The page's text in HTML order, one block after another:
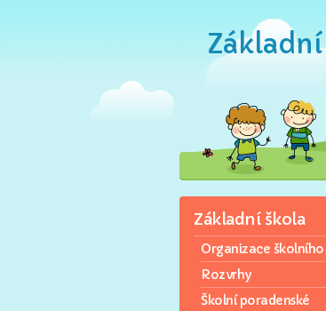
Základní škola
Organizace
Rozvrhy
Školní poradenské